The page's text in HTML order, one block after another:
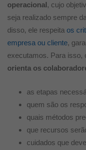
operacional, cujo
seja realizado sempre
disso, ele respeita os
empresa ou cliente,
executamos. Para isso,
orienta os
as etapas
quem são os
quais métodos
que recursos
cuidados que